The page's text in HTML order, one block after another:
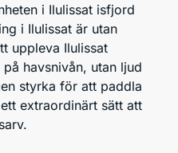
i Ilulissat isfjord
i Ilulissat är utan
uppleva Ilulissat
havsnivån, utan ljud
styrka för att paddla
extraordinärt sätt att